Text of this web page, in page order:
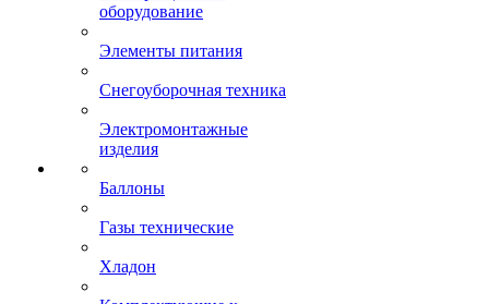
оборудование
Элементы питания
Снегоуборочная техника
Электромонтажные
изделия
Баллоны
Газы технические
Хладон